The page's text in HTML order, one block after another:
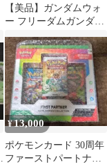
【美品】ガンダムウォ
ー フリーダムガンダム
¥13,000
ポケモンカード 30周年
ファーストパートナー